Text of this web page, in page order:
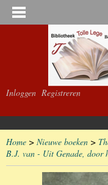
Inloggen Registreren
Home > Nieuwe boeken >
B.J. van - Uit Genade, door